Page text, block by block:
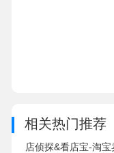
相关热门推荐
店侦探&看店宝-淘